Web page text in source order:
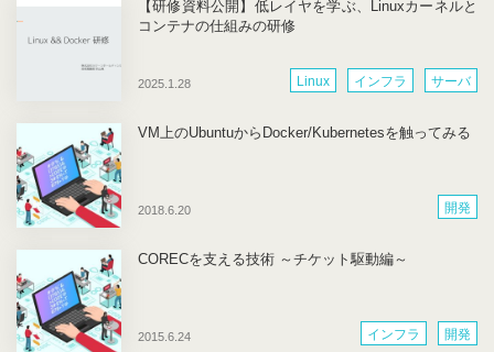
2025.1.28
【研修資料公開】低レイヤを学ぶ、Linuxカーネルと
コンテナの仕組みの研修
Linux インフラ サーバ
2018.6.20
VM上のUbuntuからDocker/Kubernetesを触ってみる
開発
2015.6.24
CORECを支える技術 ～チケット駆動編～
インフラ 開発